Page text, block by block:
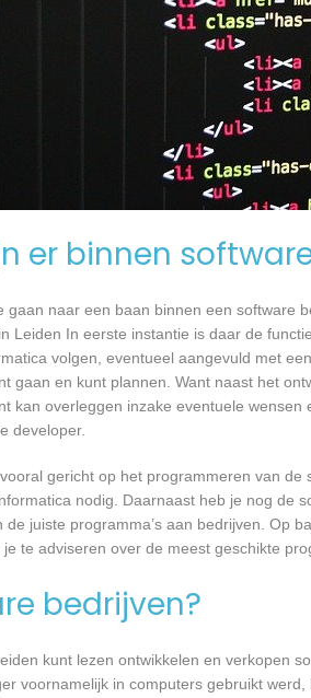
er binnen
gaan naar een baan binnen een software
Leiden In eerste instantie is daar de
volgen, eventueel aangevuld met
gaan en kunt plannen. Want naast het
kan overleggen inzake eventuele
developer.
gericht op het programmeren van
nodig. Daarnaast heb je nog de
juiste programma’s aan bedrijven. Op
te adviseren over de meest geschikte
bedrijven?
kunt lezen ontwikkelen en verkopen
voornamelijk in computers gebruikt